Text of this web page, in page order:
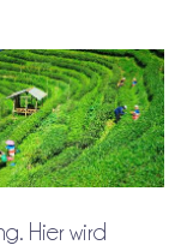
Hier wird